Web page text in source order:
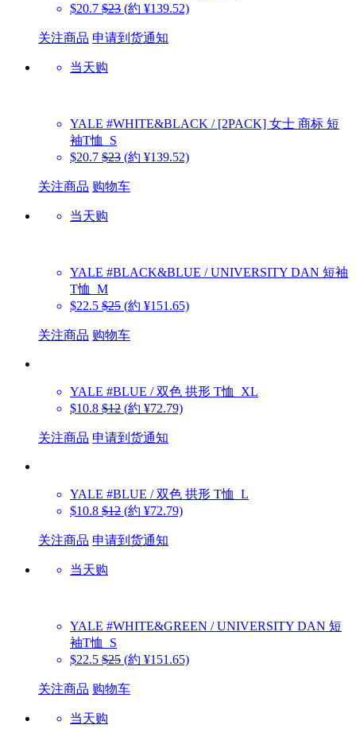
$20.7 $23 (約 ¥139.52)
关注商品 申请到货通知
当天购
YALE #WHITE&BLACK / [2PACK] 女士 商标 短
袖T恤_S
$20.7 $23 (約 ¥139.52)
关注商品 购物车
当天购
YALE #BLACK&BLUE / UNIVERSITY DAN 短袖
T恤_M
$22.5 $25 (約 ¥151.65)
关注商品 购物车
YALE #BLUE / 双色 拱形 T恤_XL
$10.8 $12 (約 ¥72.79)
关注商品 申请到货通知
YALE #BLUE / 双色 拱形 T恤_L
$10.8 $12 (約 ¥72.79)
关注商品 申请到货通知
当天购
YALE #WHITE&GREEN / UNIVERSITY DAN 短
袖T恤_S
$22.5 $25 (約 ¥151.65)
关注商品 购物车
当天购